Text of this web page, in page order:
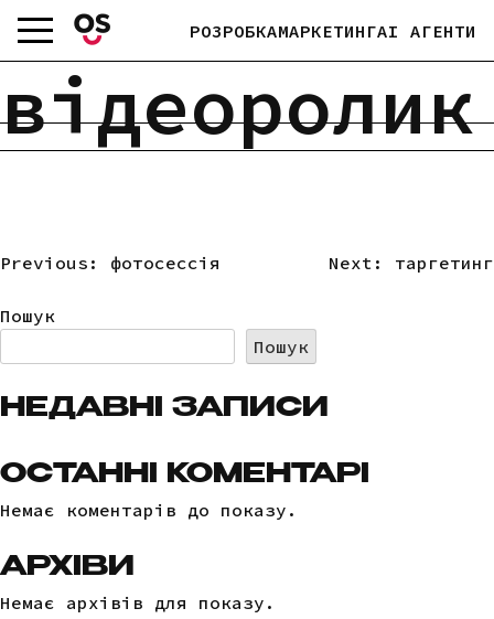
Skip
to
content
РОЗРОБКАМАРКЕТИНГAI АГЕНТИ
відеоролик
НАВІГАЦІЯ
ЗАПИСІВ
Previous: фотосессія Next: таргетинг
Пошук
Пошук
НЕДАВНІ ЗАПИСИ
ОСТАННІ КОМЕНТАРІ
Немає коментарів до показу.
АРХІВИ
Немає архівів для показу.